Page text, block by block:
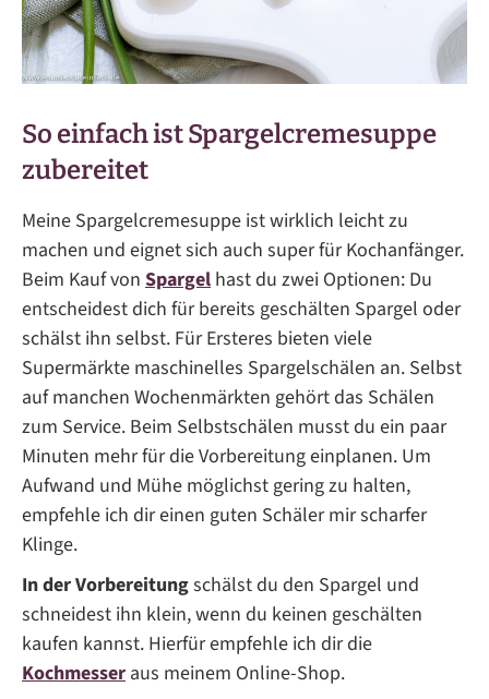
So einfach ist Spargelcremesuppe
zubereitet
Meine Spargelcremesuppe ist wirklich leicht zu
machen und eignet sich auch super für Kochanfänger.
Beim Kauf von Spargel hast du zwei Optionen: Du
entscheidest dich für bereits geschälten Spargel oder
schälst ihn selbst. Für Ersteres bieten viele
Supermärkte maschinelles Spargelschälen an. Selbst
auf manchen Wochenmärkten gehört das Schälen
zum Service. Beim Selbstschälen musst du ein paar
Minuten mehr für die Vorbereitung einplanen. Um
Aufwand und Mühe möglichst gering zu halten,
empfehle ich dir einen guten Schäler mir scharfer
Klinge.
In der Vorbereitungschälst du den Spargel und
schneidest ihn klein, wenn du keinen geschälten
kaufen kannst. Hierfür empfehle ich dir die
Kochmesser aus meinem Online-Shop.